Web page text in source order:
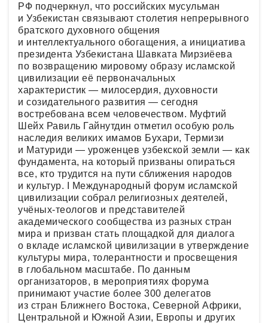
РФ подчеркнул, что российских мусульман
и Узбекистан связывают столетия непрерывного
братского духовного общения
и интеллектуального обогащения, а инициатива
президента Узбекистана Шавката Мирзиёева
по возвращению мировому образу исламской
цивилизации её первоначальных
характеристик — милосердия, духовности
и созидательного развития — сегодня
востребована всем человечеством. Муфтий
Шейх Равиль Гайнутдин отметил особую роль
наследия великих имамов Бухари, Термизи
и Матуриди — уроженцев узбекской земли — как
фундамента, на который призваны опираться
все, кто трудится на пути сближения народов
и культур. I Международный форум исламской
цивилизации собрал религиозных деятелей,
учёных-теологов и представителей
академического сообщества из разных стран
мира и призван стать площадкой для диалога
о вкладе исламской цивилизации в утверждение
культуры мира, толерантности и просвещения
в глобальном масштабе. По данным
организаторов, в мероприятиях форума
принимают участие более 300 делегатов
из стран Ближнего Востока, Северной Африки,
Центральной и Южной Азии, Европы и других